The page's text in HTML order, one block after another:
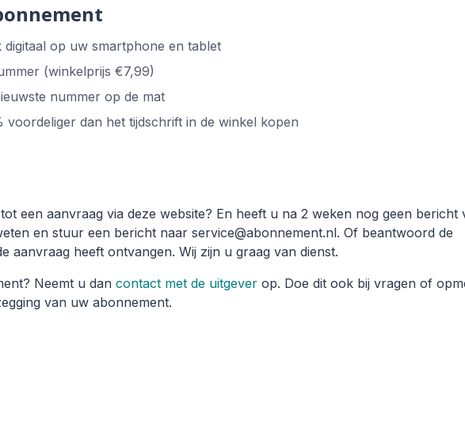
op uw smartphone en tablet
(winkelprijs €7,99)
nummer op de mat
voordeliger dan het tijdschrift in de winkel kopen
een aanvraag via deze website? En heeft u na 2 weken nog geen bericht
en stuur een bericht naar service@abonnement.nl. Of beantwoord de
aanvraag heeft ontvangen. Wij zijn u graag van dienst.
Neemt u dan contact met de uitgever op. Doe dit ook bij vragen of
van uw abonnement.